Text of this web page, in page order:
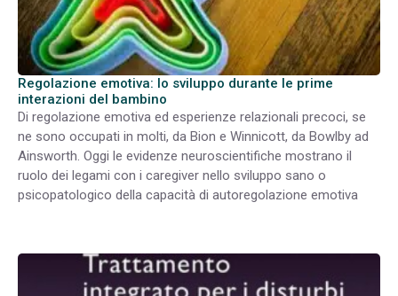
Regolazione emotiva: lo sviluppo durante le prime
interazioni del bambino
Di regolazione emotiva ed esperienze relazionali precoci, se
ne sono occupati in molti, da Bion e Winnicott, da Bowlby ad
Ainsworth. Oggi le evidenze neuroscientifiche mostrano il
ruolo dei legami con i caregiver nello sviluppo sano o
psicopatologico della capacità di autoregolazione emotiva